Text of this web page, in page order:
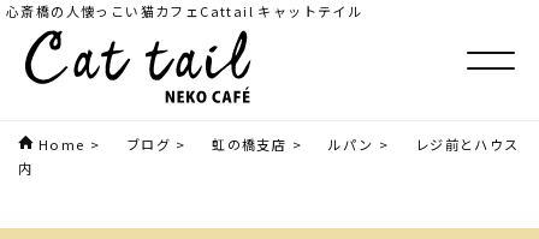
心斎橋の人懐っこい猫カフェCattail キャットテイル
Home > ブログ > 虹の橋支店 > ルパン >
レジ前とハウス
内